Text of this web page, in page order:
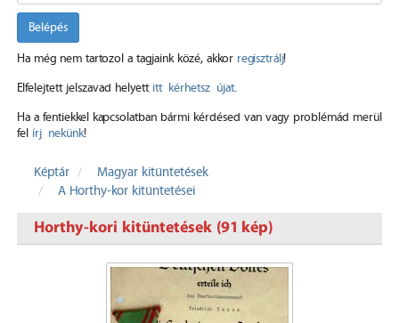
Belépés
Ha még nem tartozol a tagjaink közé, akkor regisztrálj!
Elfelejtett jelszavad helyett itt kérhetsz újat.
Ha a fentiekkel kapcsolatban bármi kérdésed van vagy problémád merül
fel írj nekünk!
Képtár
Magyar kitüntetések
A Horthy-kor kitüntetései
Horthy-kori kitüntetések (91 kép)